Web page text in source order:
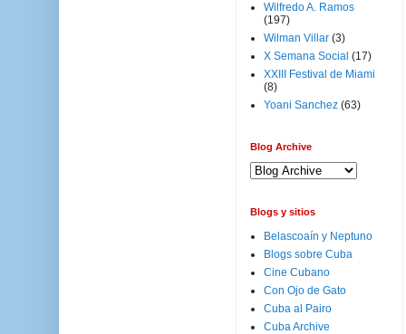
Wilfredo A. Ramos
(197)
Wilman Villar (3)
X Semana Social (17)
XXIII Festival de Miami
(8)
Yoani Sanchez (63)
Blog Archive
Blogs y sitios
Belascoaín y Neptuno
Blogs sobre Cuba
Cine Cubano
Con Ojo de Gato
Cuba al Pairo
Cuba Archive